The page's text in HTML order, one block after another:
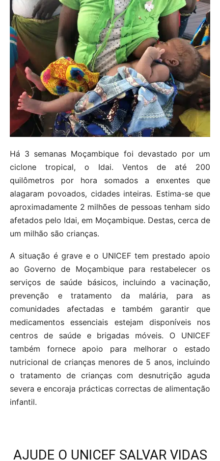
Há 3 semanas Moçambique foi devastado por um
ciclone tropical, o Idai. Ventos de até 200
quilômetros por hora somados a enxentes que
alagaram povoados, cidades inteiras. Estima-se que
aproximadamente 2 milhões de pessoas tenham sido
afetados pelo Idai, em Moçambique. Destas, cerca de
um milhão são crianças.
A situação é grave e o UNICEF tem prestado apoio
ao Governo de Moçambique para restabelecer os
serviços de saúde básicos, incluindo a vacinação,
prevenção e tratamento da malária, para as
comunidades afectadas e também garantir que
medicamentos essenciais estejam disponíveis nos
centros de saúde e brigadas móveis. O UNICEF
também fornece apoio para melhorar o estado
nutricional de crianças menores de 5 anos, incluindo
o tratamento de crianças com desnutrição aguda
severa e encoraja prácticas correctas de alimentação
infantil.
AJUDE O UNICEF SALVAR VIDAS